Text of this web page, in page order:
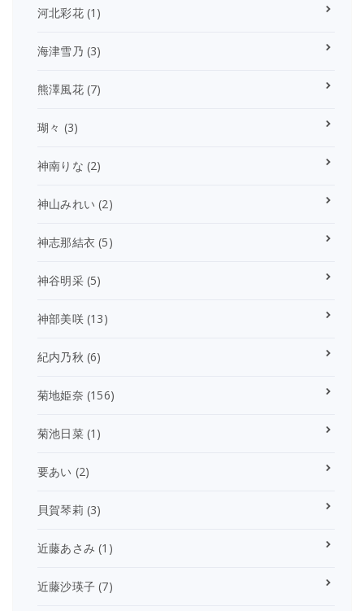
河北彩花(1)
海津雪乃 (3)
熊澤風花(7)
瑚々 (3)
神南りな (2)
神山みれい (2)
神志那結衣 (5)
神谷明采(5)
神部美咲(13)
紀内乃秋 (6)
菊地姫奈 (156)
菊池日菜(1)
要あい (2)
貝賀琴莉 (3)
近藤あさみ (1)
近藤沙瑛子 (7)